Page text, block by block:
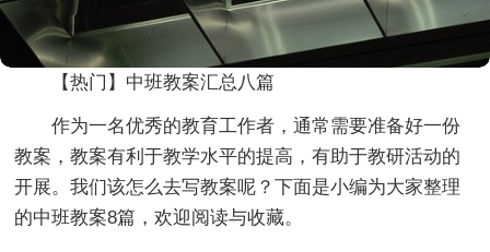
【热门】中班教案汇总八篇
作为一名优秀的教育工作者，通常需要准备好一份
教案，教案有利于教学水平的提高，有助于教研活动的
开展。我们该怎么去写教案呢？下面是小编为大家整理
的中班教案8篇，欢迎阅读与收藏。